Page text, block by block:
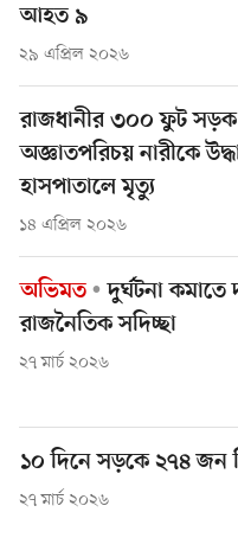
আহত ৯
২৯ এপ্রিল ২০২৬
রাজধানীর ৩০০ ফুট
অজ্ঞাতপরিচয় নারীকে
হাসপাতালে মৃত্যু
১৪ এপ্রিল ২০২৬
অভিমত
দুর্ঘটনা কমাতে
রাজনৈতিক সদিচ্ছা
২৭ মার্চ ২০২৬
১০ দিনে সড়কে ২৭৪ জন
২৭ মার্চ ২০২৬